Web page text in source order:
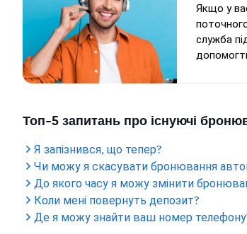
Якщо у
служба
Топ-5 запитань про існуючі
Я запізнився, що тепер?
Чи можу я скасувати бронювання
До якого часу я можу змінити
Коли мені повернуть депозит?
Де я можу знайти ваш номер